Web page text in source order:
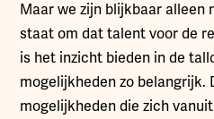
Maar we zijn blijkbaar alleen
staat om dat talent voor de
is het inzicht bieden in de
mogelijkheden zo belangrijk.
mogelijkheden die zich